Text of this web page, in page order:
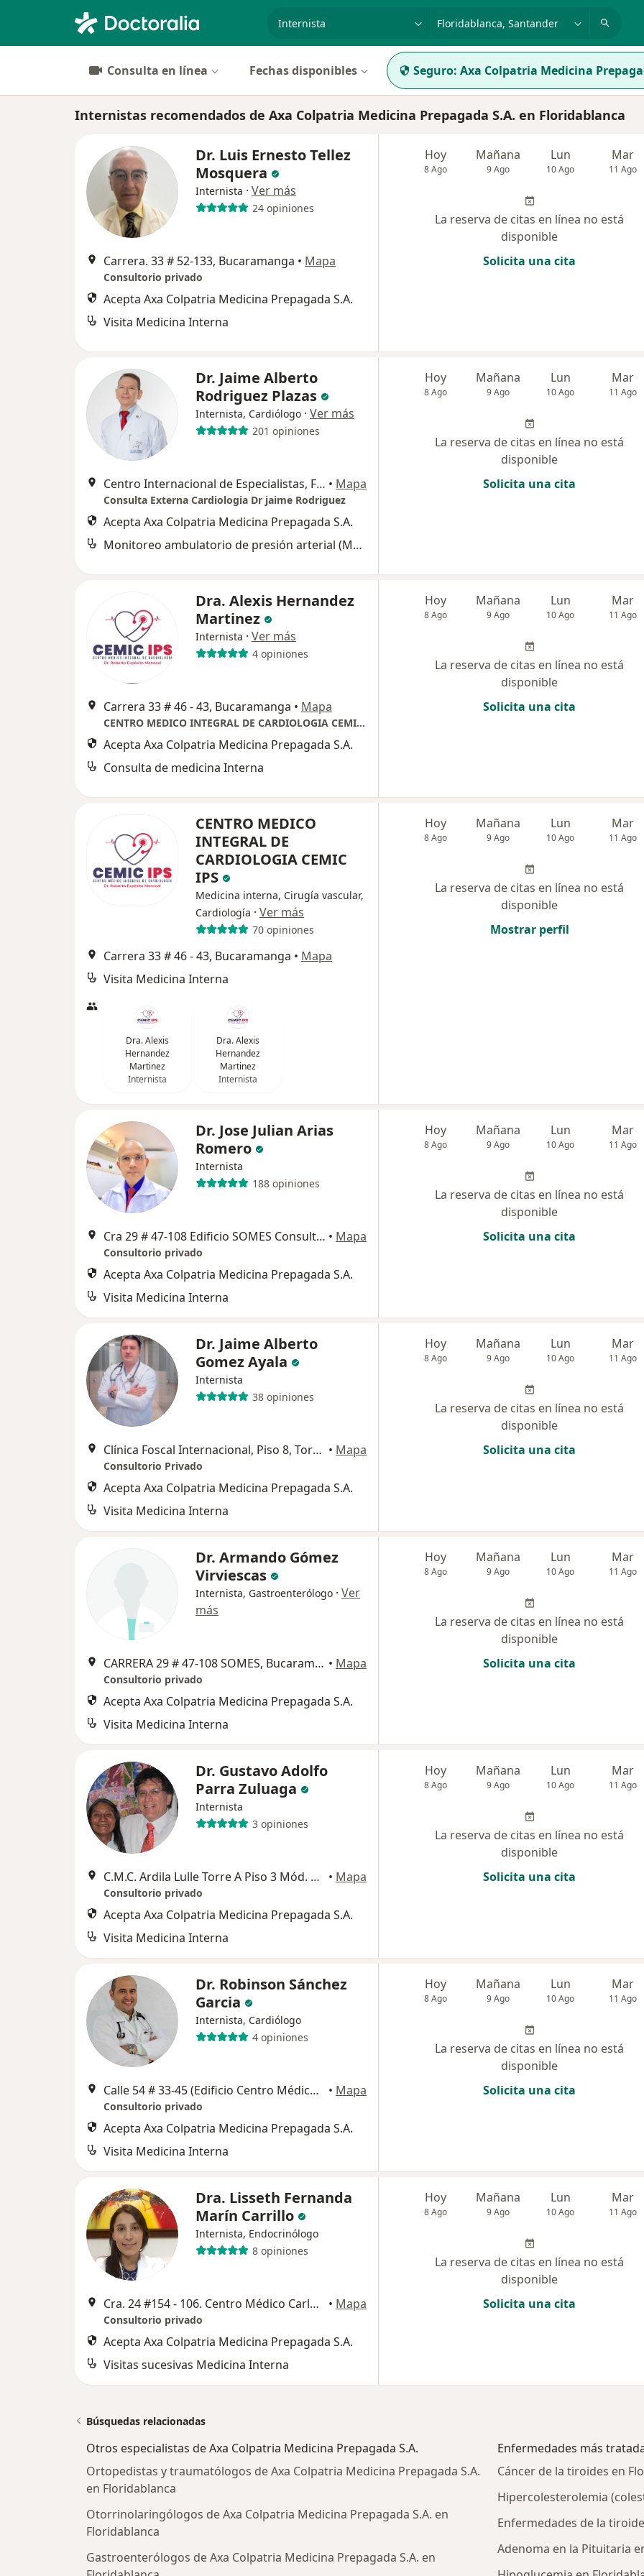
Consulta en línea Fechas disponibles Seguro: Axa Colpatria Medicina
Internistas recomendados de Axa Colpatria Medicina Prepagada S.A. en Floridablanca
Dr. Luis Ernesto Tellez
Mosquera
Internista · Ver más
24 opiniones
Carrera. 33 # 52-133, Bucaramanga • Mapa
Consultorio privado
Acepta Axa Colpatria Medicina Prepagada S.A.
Visita Medicina Interna
Hoy
8 Ago
Mañana
9 Ago
Lun
10 Ago
Mar
11 Ago
La reserva de citas en línea no está
disponible
Solicita una cita
Dr. Jaime Alberto
Rodriguez Plazas
Internista, Cardiólogo · Ver más
201 opiniones
Centro Internacional de Especialistas, Floridablanca • Mapa
Consulta Externa Cardiologia Dr jaime Rodriguez
Acepta Axa Colpatria Medicina Prepagada S.A.
Monitoreo ambulatorio de presión arterial (MAPA)
Hoy
8 Ago
Mañana
9 Ago
Lun
10 Ago
Mar
11 Ago
La reserva de citas en línea no está
disponible
Solicita una cita
Dra. Alexis Hernandez
Martinez
Internista · Ver más
4 opiniones
Carrera 33 # 46 - 43, Bucaramanga • Mapa
CENTRO MEDICO INTEGRAL DE CARDIOLOGIA CEMIC IPS
Acepta Axa Colpatria Medicina Prepagada S.A.
Consulta de medicina Interna
Hoy
8 Ago
Mañana
9 Ago
Lun
10 Ago
Mar
11 Ago
La reserva de citas en línea no está
disponible
Solicita una cita
CENTRO MEDICO
INTEGRAL DE
CARDIOLOGIA CEMIC
IPS
Medicina interna, Cirugía vascular,
Cardiología · Ver más
70 opiniones
Carrera 33 # 46 - 43, Bucaramanga • Mapa
Visita Medicina Interna
Dra. Alexis
Hernandez
Martinez
Internista
Dra. Alexis
Hernandez
Martinez
Internista
Hoy
8 Ago
Mañana
9 Ago
Lun
10 Ago
Mar
11 Ago
La reserva de citas en línea no está
disponible
Mostrar perfil
Dr. Jose Julian Arias
Romero
Internista
188 opiniones
Cra 29 # 47-108 Edificio SOMES Consultorio 19, Bucaramanga • Mapa
Consultorio privado
Acepta Axa Colpatria Medicina Prepagada S.A.
Visita Medicina Interna
Hoy
8 Ago
Mañana
9 Ago
Lun
10 Ago
Mar
11 Ago
La reserva de citas en línea no está
disponible
Solicita una cita
Dr. Jaime Alberto
Gomez Ayala
Internista
38 opiniones
Clínica Foscal Internacional, Piso 8, Torre C, Consultorio 805, Floridablanca • Mapa
Consultorio Privado
Acepta Axa Colpatria Medicina Prepagada S.A.
Visita Medicina Interna
Hoy
8 Ago
Mañana
9 Ago
Lun
10 Ago
Mar
11 Ago
La reserva de citas en línea no está
disponible
Solicita una cita
Dr. Armando Gómez
Virviescas
Internista, Gastroenterólogo · Ver
más
CARRERA 29 # 47-108 SOMES, Bucaramanga • Mapa
Consultorio privado
Acepta Axa Colpatria Medicina Prepagada S.A.
Visita Medicina Interna
Hoy
8 Ago
Mañana
9 Ago
Lun
10 Ago
Mar
11 Ago
La reserva de citas en línea no está
disponible
Solicita una cita
Dr. Gustavo Adolfo
Parra Zuluaga
Internista
3 opiniones
C.M.C. Ardila Lulle Torre A Piso 3 Mód. 8, Floridablanca • Mapa
Consultorio privado
Acepta Axa Colpatria Medicina Prepagada S.A.
Visita Medicina Interna
Hoy
8 Ago
Mañana
9 Ago
Lun
10 Ago
Mar
11 Ago
La reserva de citas en línea no está
disponible
Solicita una cita
Dr. Robinson Sánchez
Garcia
Internista, Cardiólogo
4 opiniones
Calle 54 # 33-45 (Edificio Centro Médico Clínica Bucaramanga), Bucaramanga • Mapa
Consultorio privado
Acepta Axa Colpatria Medicina Prepagada S.A.
Visita Medicina Interna
Hoy
8 Ago
Mañana
9 Ago
Lun
10 Ago
Mar
11 Ago
La reserva de citas en línea no está
disponible
Solicita una cita
Dra. Lisseth Fernanda
Marín Carrillo
Internista, Endocrinólogo
8 opiniones
Cra. 24 #154 - 106. Centro Médico Carlos Ardila Lulle. Torre B Piso 8 Módulo 55 Consultorio 806, Floridablanca • Mapa
Consultorio privado
Acepta Axa Colpatria Medicina Prepagada S.A.
Visitas sucesivas Medicina Interna
Hoy
8 Ago
Mañana
9 Ago
Lun
10 Ago
Mar
11 Ago
La reserva de citas en línea no está
disponible
Solicita una cita
Búsquedas relacionadas
Otros especialistas de Axa Colpatria Medicina Prepagada S.A.
Ortopedistas y traumatólogos de Axa Colpatria Medicina Prepagada S.A.
en Floridablanca
Otorrinolaringólogos de Axa Colpatria Medicina Prepagada S.A. en
Floridablanca
Gastroenterólogos de Axa Colpatria Medicina Prepagada S.A. en
Enfermedades más
Cáncer de la tiroides en
Hipercolesterolemia
Enfermedades de la
Adenoma en la Pituitaria